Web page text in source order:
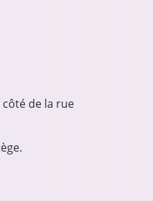
de la rue